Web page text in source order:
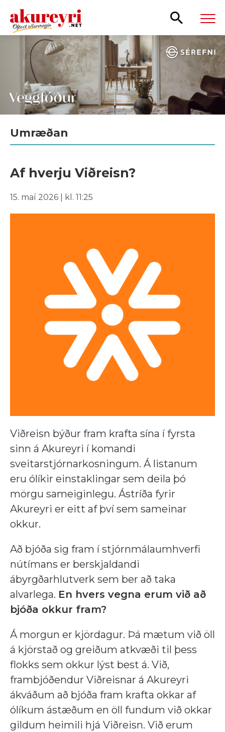
Leita
Umræðan
Af hverju Viðreisn?
15. maí 2026 | kl. 11:25
Viðreisn býður fram krafta sína í fyrsta
sinn á Akureyri í komandi
sveitarstjórnarkosningum. Á listanum
eru ólíkir einstaklingar sem deila þó
mörgu sameiginlegu. Ástríða fyrir
Akureyri er eitt af því sem sameinar
okkur.
Að bjóða sig fram í stjórnmálaumhverfi
nútímans er berskjaldandi
ábyrgðarhlutverk sem ber að taka
alvarlega. En hvers vegna erum við að
bjóða okkur fram?
Á morgun er kjördagur. Þá mætum við öll
á kjörstað og greiðum atkvæði til þess
flokks sem okkur lýst best á. Við,
frambjóðendur Viðreisnar á Akureyri
ákváðum að bjóða fram krafta okkar af
ólíkum ástæðum en öll fundum við okkar
gildum heimili hjá Viðreisn. Við erum